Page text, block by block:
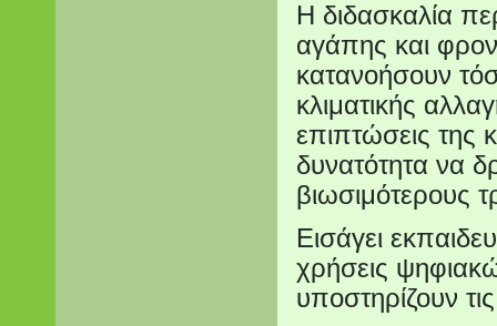
Η διδασκαλία
αγάπης και
κατανοήσουν
κλιματικής
επιπτώσεις της
δυνατότητα να
βιωσιμότερους
Εισάγει
χρήσεις
υποστηρίζουν